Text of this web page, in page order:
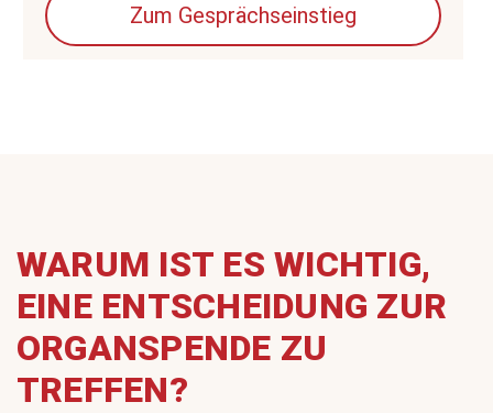
Zum Gesprächseinstieg
WARUM IST ES WICHTIG,
EINE ENTSCHEIDUNG ZUR
ORGANSPENDE ZU
TREFFEN?